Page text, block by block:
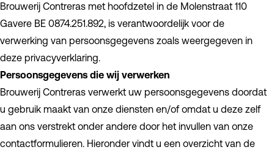
Brouwerij Contreras met hoofdzetel in de Molenstraat 110
Gavere BE 0874.251.892, is verantwoordelijk voor de
verwerking van persoonsgegevens zoals weergegeven in
deze privacyverklaring.
Persoonsgegevens die wij verwerken
Brouwerij Contreras verwerkt uw persoonsgegevens doordat
u gebruik maakt van onze diensten en/of omdat u deze zelf
aan ons verstrekt onder andere door het invullen van onze
contactformulieren. Hieronder vindt u een overzicht van de